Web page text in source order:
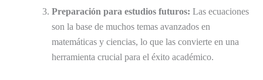
Preparación para estudios futuros: Las ecuaciones
son la base de muchos temas avanzados en
matemáticas y ciencias, lo que las convierte en una
herramienta crucial para el éxito académico.